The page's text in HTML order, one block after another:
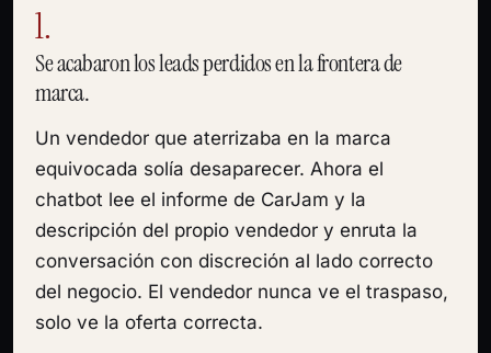
1.
Se acabaron los leads perdidos en la frontera de
marca.
Un vendedor que aterrizaba en la marca
equivocada solía desaparecer. Ahora el
chatbot lee el informe de CarJam y la
descripción del propio vendedor y enruta la
conversación con discreción al lado correcto
del negocio. El vendedor nunca ve el traspaso,
solo ve la oferta correcta.